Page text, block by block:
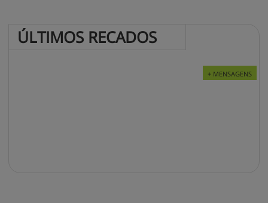
ÚLTIMOS RECADOS
+ MENSAGENS